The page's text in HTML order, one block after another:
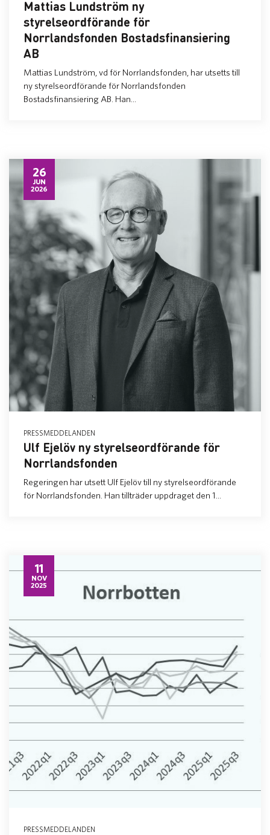
Mattias Lundström ny
styrelseordförande för
Norrlandsfonden Bostadsfinansiering
AB
Mattias Lundström, vd för Norrlandsfonden, har utsetts till
ny styrelseordförande för Norrlandsfonden
Bostadsfinansiering AB. Han...
26
JUN
2026
PRESSMEDDELANDEN
Ulf Ejelöv ny styrelseordförande för
Norrlandsfonden
Regeringen har utsett Ulf Ejelöv till ny styrelseordförande
för Norrlandsfonden. Han tillträder uppdraget den 1...
11
NOV
2025
PRESSMEDDELANDEN